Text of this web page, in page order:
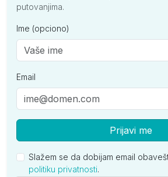
putovanjima.
Ime (opciono)
Email
Prijavi me
Slažem se da dobijam email
politiku privatnosti.